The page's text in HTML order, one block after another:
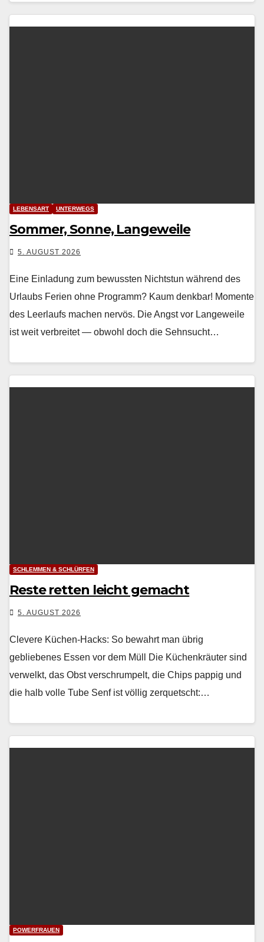
LEBENSART UNTERWEGS
Sommer, Sonne, Langeweile
5. AUGUST 2026
Eine Einladung zum bewussten Nichtstun während des
Urlaubs Ferien ohne Pro­gramm? Kaum denkbar! Momente
des Leer­laufs machen nervös. Die Angst vor Langeweile
ist weit ver­bre­it­et — obwohl doch die Sehn­sucht…
SCHLEMMEN & SCHLÜRFEN
Reste retten leicht gemacht
5. AUGUST 2026
Clevere Küchen-Hacks: So bewahrt man übrig
gebliebenes Essen vor dem Müll Die Küchenkräuter sind
ver­welkt, das Obst ver­schrumpelt, die Chips pap­pig und
die halb volle Tube Senf ist völ­lig zer­quetscht:…
POWERFRAUEN